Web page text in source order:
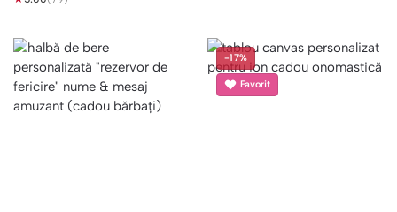
-17%
Favorit